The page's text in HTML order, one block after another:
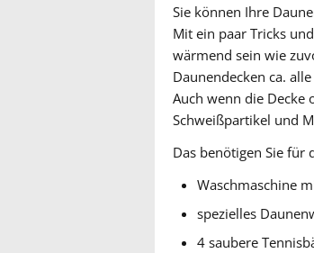
Sie können Ihre
Mit ein paar Tricks
wärmend sein wie
Daunendecken ca.
Auch wenn die Decke
Schweißpartikel und
Das benötigen Sie für
Waschmaschine
spezielles
4 saubere